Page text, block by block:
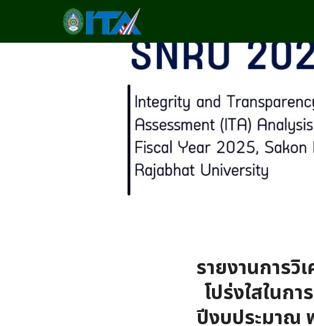
Search
for:
รายงานการวิ
โปร่งใสในก
ปีงบประมาณ